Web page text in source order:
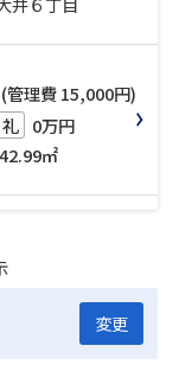
(管理費 15,000円)
礼 0万円
㎡
変更